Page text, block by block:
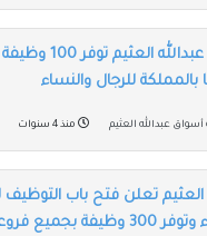
أسواق عبدالله
بالمملكة للرجال والنساء
عبدالله العثيم منذ 4 سنوات
تعلن فتح باب التوظيف
والنساء وتوفر 300 وظيفة بجميع